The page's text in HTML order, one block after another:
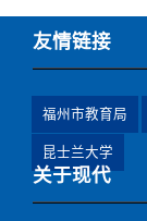
友情链接
福州市教育局
昆士兰大学
关于现代